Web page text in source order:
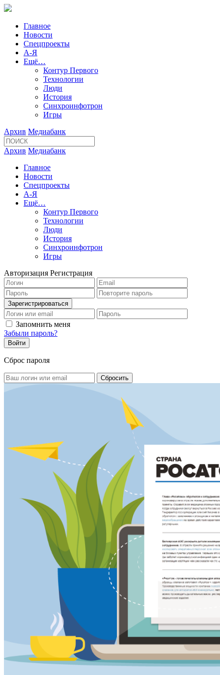
Главное
Новости
Спецпроекты
А-Я
Ещё…
Контур Первого
Технологии
Люди
История
Синхроинфотрон
Игры
Архив Медиабанк
Архив Медиабанк
Главное
Новости
Спецпроекты
А-Я
Ещё…
Контур Первого
Технологии
Люди
История
Синхроинфотрон
Игры
Авторизация Регистрация
Запомнить меня
Забыли пароль?
Сброс пароля